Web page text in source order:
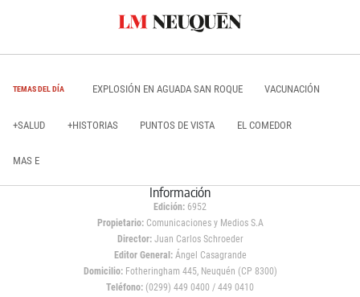
TEMAS DEL DÍA EXPLOSIÓN EN AGUADA SAN ROQUE VACUNACIÓN
+SALUD +HISTORIAS PUNTOS DE VISTA EL COMEDOR
MAS E
Información
Edición: 6952
Propietario:Comunicaciones y Medios S.A
Director: Juan Carlos Schroeder
Editor General:Ángel Casagrande
Domicilio:Fotheringham 445, Neuquén (CP 8300)
Teléfono: (0299) 449 0400 / 449 0410